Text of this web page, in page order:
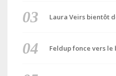
Laura Veirs bientôt
Feldup fonce vers le